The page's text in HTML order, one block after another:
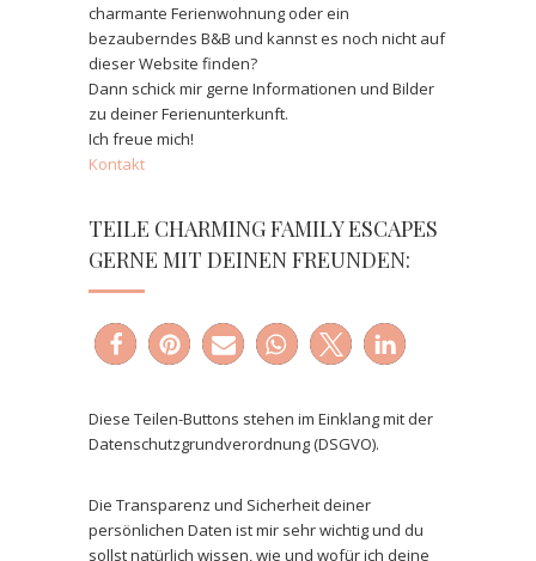
charmante Ferienwohnung oder ein
bezauberndes B&B und kannst es noch nicht auf
dieser Website finden?
Dann schick mir gerne Informationen und Bilder
zu deiner Ferienunterkunft.
Ich freue mich!
Kontakt
TEILE CHARMING FAMILY ESCAPES
GERNE MIT DEINEN FREUNDEN:
Diese Teilen-Buttons stehen im Einklang mit der
Datenschutzgrundverordnung (DSGVO).
Die Transparenz und Sicherheit deiner
persönlichen Daten ist mir sehr wichtig und du
sollst natürlich wissen, wie und wofür ich deine